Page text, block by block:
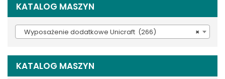
KATALOG MASZYN
×
Wyposażenie dodatkowe Unicraft (266)
KATALOG MASZYN